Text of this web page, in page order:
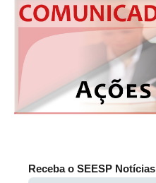
Receba o SEESP Notícias